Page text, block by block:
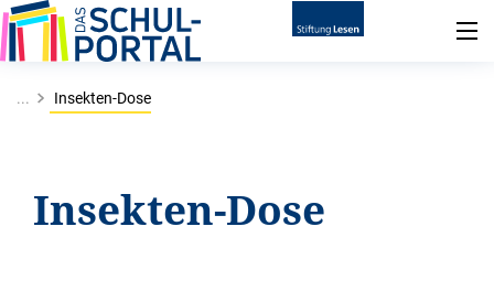
... Insekten-Dose
Insekten-Dose